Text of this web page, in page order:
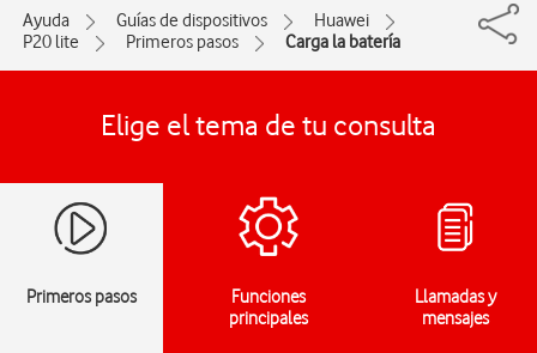
Ayuda Guías de dispositivos
Huawei
P20 lite
Primeros pasos Carga la batería
Elige el tema de tu consulta
Primeros pasos
Funciones
principales
Llamadas y
mensajes